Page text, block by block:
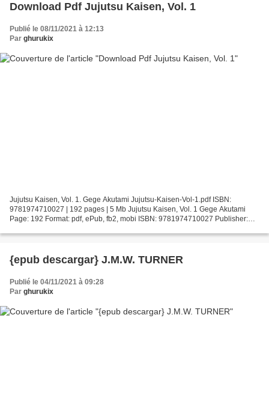
Download Pdf Jujutsu Kaisen, Vol. 1
Publié le 08/11/2021 à 12:13
Par ghurukix
Jujutsu Kaisen, Vol. 1. Gege Akutami Jujutsu-Kaisen-Vol-1.pdf ISBN:
9781974710027 | 192 pages | 5 Mb Jujutsu Kaisen, Vol. 1 Gege Akutami
Page: 192 Format: pdf, ePub, fb2, mobi ISBN: 9781974710027 Publisher:
{epub descargar} J.M.W. TURNER
Publié le 04/11/2021 à 09:28
Par ghurukix